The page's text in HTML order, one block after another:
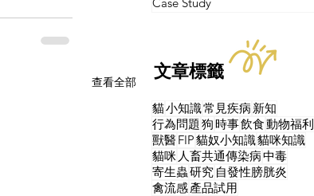
查看全部
文章標籤
貓小知識常見疾病 新知
行為問題狗時事飲食動物福利
獸醫FIP貓奴小知識貓咪知識
貓咪 人畜共通傳染病中毒
寄生蟲研究 自發性膀胱炎
禽流感產品試用